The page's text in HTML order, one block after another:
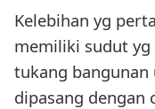
Kelebihan yg
memiliki sudut
tukang bangunan
dipasang dengan